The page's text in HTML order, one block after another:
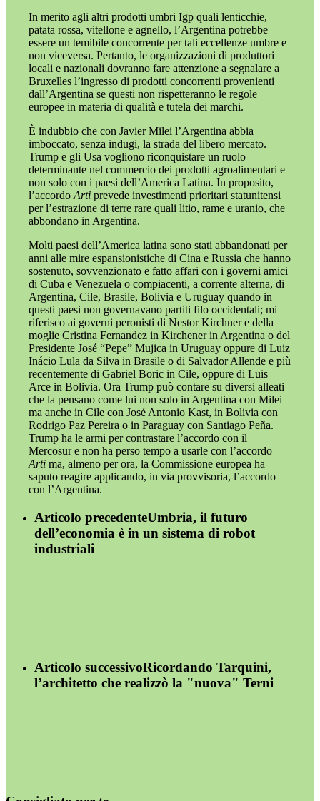
In merito agli altri prodotti umbri Igp quali lenticchie,
patata rossa, vitellone e agnello, l’Argentina potrebbe
essere un temibile concorrente per tali eccellenze umbre e
non viceversa. Pertanto, le organizzazioni di produttori
locali e nazionali dovranno fare attenzione a segnalare a
Bruxelles l’ingresso di prodotti concorrenti provenienti
dall’Argentina se questi non rispetteranno le regole
europee in materia di qualità e tutela dei marchi.
È indubbio che con Javier Milei l’Argentina abbia
imboccato, senza indugi, la strada del libero mercato.
Trump e gli Usa vogliono riconquistare un ruolo
determinante nel commercio dei prodotti agroalimentari e
non solo con i paesi dell’America Latina. In proposito,
l’accordo Arti prevede investimenti prioritari statunitensi
per l’estrazione di terre rare quali litio, rame e uranio, che
abbondano in Argentina.
Molti paesi dell’America latina sono stati abbandonati per
anni alle mire espansionistiche di Cina e Russia che hanno
sostenuto, sovvenzionato e fatto affari con i governi amici
di Cuba e Venezuela o compiacenti, a corrente alterna, di
Argentina, Cile, Brasile, Bolivia e Uruguay quando in
questi paesi non governavano partiti filo occidentali; mi
riferisco ai governi peronisti di Nestor Kirchner e della
moglie Cristina Fernandez in Kirchener in Argentina o del
Presidente José “Pepe” Mujica in Uruguay oppure di Luiz
Inácio Lula da Silva in Brasile o di Salvador Allende e più
recentemente di Gabriel Boric in Cile, oppure di Luis
Arce in Bolivia. Ora Trump può contare su diversi alleati
che la pensano come lui non solo in Argentina con Milei
ma anche in Cile con José Antonio Kast, in Bolivia con
Rodrigo Paz Pereira o in Paraguay con Santiago Peña.
Trump ha le armi per contrastare l’accordo con il
Mercosur e non ha perso tempo a usarle con l’accordo
Arti ma, almeno per ora, la Commissione europea ha
saputo reagire applicando, in via provvisoria, l’accordo
con l’Argentina.
Articolo precedenteUmbria, il futuro
dell’economia è in un sistema di robot
industriali
Articolo successivoRicordando Tarquini,
l’architetto che realizzò la "nuova" Terni